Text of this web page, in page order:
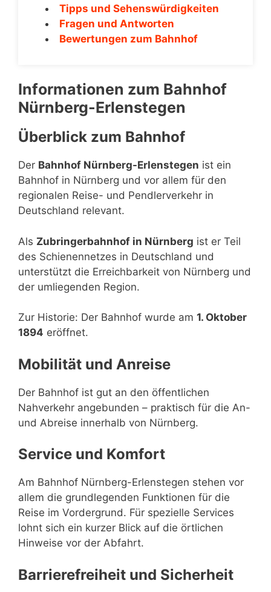
Tipps und Sehenswürdigkeiten
Fragen und Antworten
Bewertungen zum Bahnhof
Informationen zum Bahnhof
Nürnberg-Erlenstegen
Überblick zum Bahnhof
Der Bahnhof Nürnberg-Erlenstegen ist ein
Bahnhof in Nürnberg und vor allem für den
regionalen Reise- und Pendlerverkehr in
Deutschland relevant.
Als Zubringerbahnhof in Nürnberg ist er Teil
des Schienennetzes in Deutschland und
unterstützt die Erreichbarkeit von Nürnberg und
der umliegenden Region.
Zur Historie: Der Bahnhof wurde am 1. Oktober
1894 eröffnet.
Mobilität und Anreise
Der Bahnhof ist gut an den öffentlichen
Nahverkehr angebunden – praktisch für die An-
und Abreise innerhalb von Nürnberg.
Service und Komfort
Am Bahnhof Nürnberg-Erlenstegen stehen vor
allem die grundlegenden Funktionen für die
Reise im Vordergrund. Für spezielle Services
lohnt sich ein kurzer Blick auf die örtlichen
Hinweise vor der Abfahrt.
Barrierefreiheit und Sicherheit